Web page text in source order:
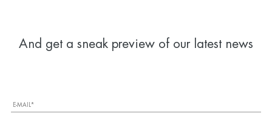
And get a sneak preview of our latest news